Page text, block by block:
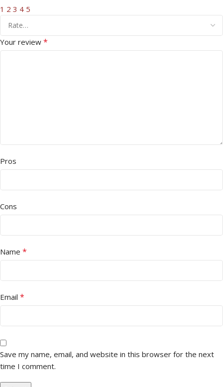
1 2 3 4 5
Your review *
Pros
Cons
Name *
Email *
Save my name, email, and website in this browser for the next
time I comment.